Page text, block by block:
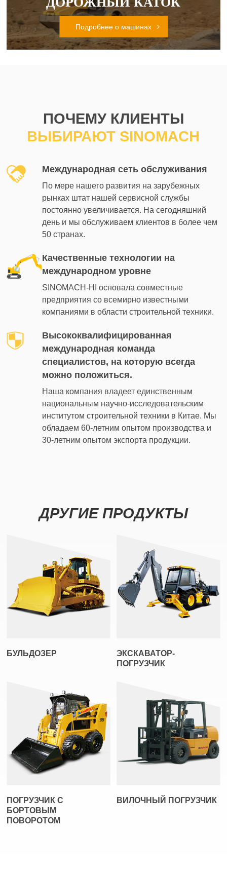
Подробнее о машинах
ПОЧЕМУ КЛИЕНТЫ
ВЫБИРАЮТ SINOMACH
Международная сеть обслуживания
По мере нашего развития на зарубежных
рынках штат нашей сервисной службы
постоянно увеличивается. На сегодняшний
день и мы обслуживаем клиентов в более чем
50 странах.
Качественные технологии на
международном уровне
SINOMACH-HI основала совместные
предприятия со всемирно известными
компаниями в области строительной техники.
Высококвалифицированная
международная команда
специалистов, на которую всегда
можно положиться.
Наша компания владеет единственным
национальным научно-исследовательским
институтом строительной техники в Китае. Мы
обладаем 60-летним опытом производства и
30-летним опытом экспорта продукции.
ДРУГИЕ ПРОДУКТЫ
БУЛЬДОЗЕР
ЭКСКАВАТОР-
ПОГРУЗЧИК
ПОГРУЗЧИК С
БОРТОВЫМ
ПОВОРОТОМ
ВИЛОЧНЫЙ ПОГРУЗЧИК